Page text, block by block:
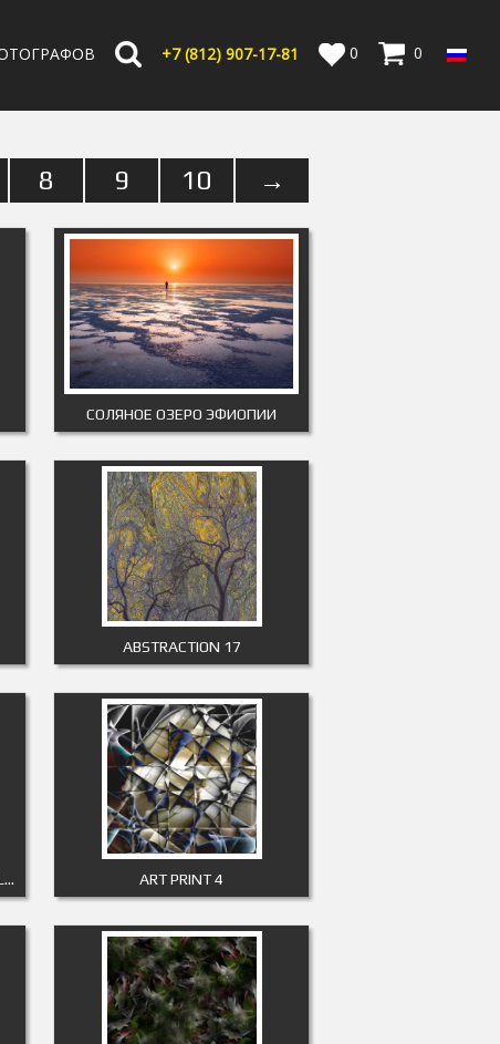
+7 (812) 907-17-81 0 0
8 9 10 →
СОЛЯНОЕ ОЗЕРО ЭФИОПИИ
ABSTRACTION 17
AMERICAN INTERNATIONAL BUILDING ART PRINT 4